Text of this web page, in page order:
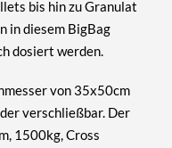
bis hin zu Granulat
in diesem BigBag
dosiert werden.
von 35x50cm
verschließbar. Der
1500kg, Cross